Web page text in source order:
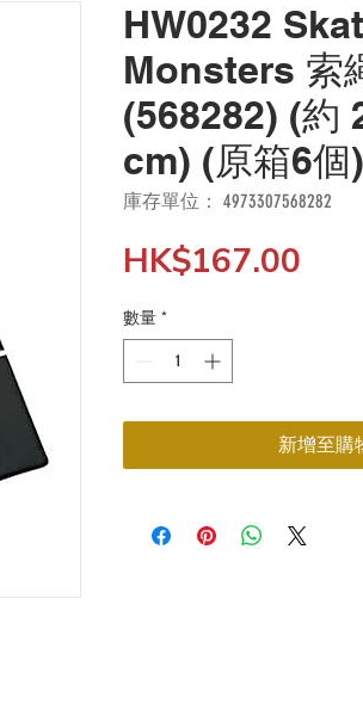
HW0232
Monsters 索
(568282) (約
cm) (原箱6個)
庫存單位： 4973307568282
HK$167.00
數量 *
新增至購